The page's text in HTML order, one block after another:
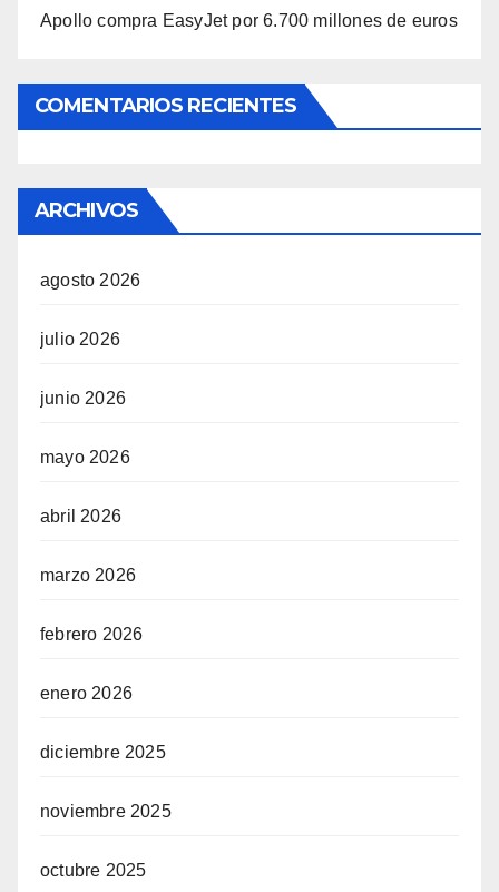
Apollo compra EasyJet por 6.700 millones de euros
COMENTARIOS RECIENTES
ARCHIVOS
agosto 2026
julio 2026
junio 2026
mayo 2026
abril 2026
marzo 2026
febrero 2026
enero 2026
diciembre 2025
noviembre 2025
octubre 2025